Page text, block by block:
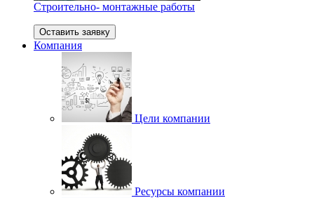
Строительно- монтажные работы
Оставить заявку
Компания
Цели компании
Ресурсы компании